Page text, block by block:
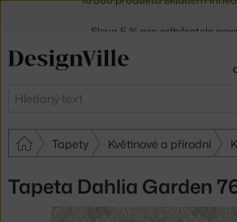
Hledat
Tapety Květinové a přírodní
Tapeta Dahlia Garden
30 dní na vrácení